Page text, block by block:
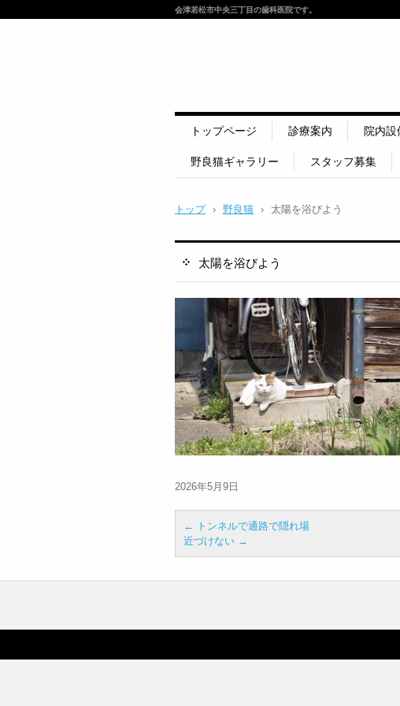
会津若松市中央三丁目の歯科医院です。
トップページ 診療案内 院内設
野良猫ギャラリー スタッフ募集
トップ › 野良猫 › 太陽を浴びよう
太陽を浴びよう
2026年5月9日
←
トンネルで通路で隠れ場
近づけない →